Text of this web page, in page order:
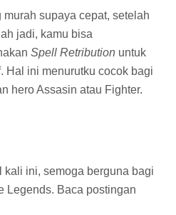
supaya cepat, setelah
jadi, kamu bisa
Spell Retribution untuk
Hal ini menurutku cocok bagi
hero Assasin atau Fighter.
kali ini, semoga berguna bagi
Legends. Baca postingan